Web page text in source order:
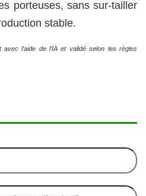
porteuses, sans sur-tailler
stable.
l’aide de l’IA et validé selon les règles